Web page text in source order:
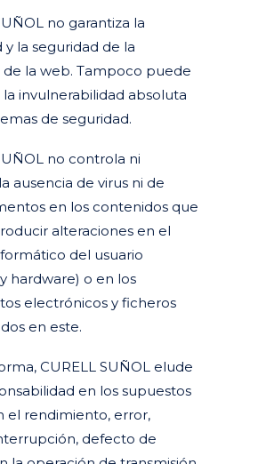
no garantiza la
y la seguridad de la
de la web. Tampoco puede
la invulnerabilidad absoluta
de seguridad.
no controla ni
ausencia de virus ni de
en los contenidos que
alteraciones en el
del usuario
hardware) o en los
electrónicos y ficheros
en este.
CURELL SUÑOL elude
en los supuestos
el rendimiento, error,
defecto de